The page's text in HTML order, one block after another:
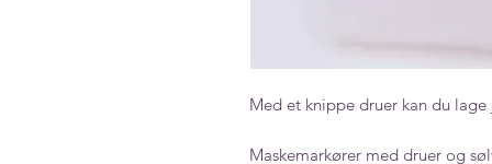
Med et knippe druer kan du
Maskemarkører med druer og